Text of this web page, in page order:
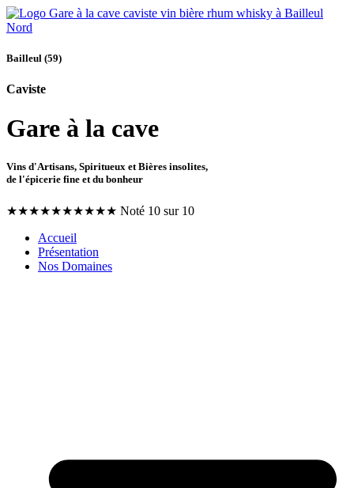
Bailleul (59)
Caviste
Gare à la cave
Vins d'Artisans, Spiritueux et Bières insolites,
de l'épicerie fine et du bonheur
★★★★★★★★★★ Noté 10 sur 10
Accueil
Présentation
Nos Domaines